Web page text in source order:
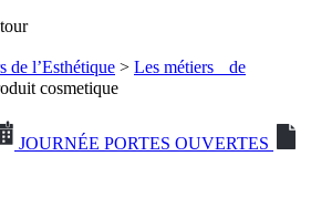
de l’Esthétique > Les métiers de
cosmetique
JOURNÉE PORTES OUVERTES